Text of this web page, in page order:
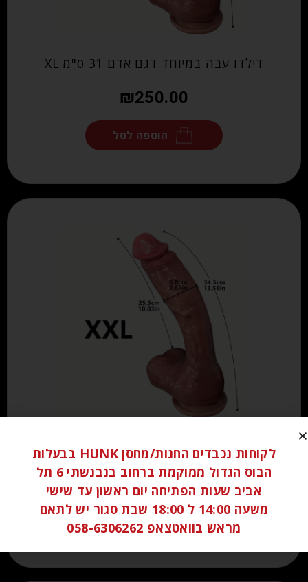
דילדו עבה במיוחד דגם אדם 31 ס"מ XL
₪250.00
הוספה לסל
דילדו עבה במיוחד דגם אדם 34.5 ס"מ XXL
₪350.00
הוספה לסל
לקוחות נכבדים החנות/מחסן HUNK בבעלות
הבוס הגדול ממוקמת ברחוב בנבנשתי 6 תל
אביב שעות הפתיחה יום ראשון עד שישי
משעה 14:00 ל 18:00 שבת סגור יש לתאם
מראש בוואטצאפ 058-6306262